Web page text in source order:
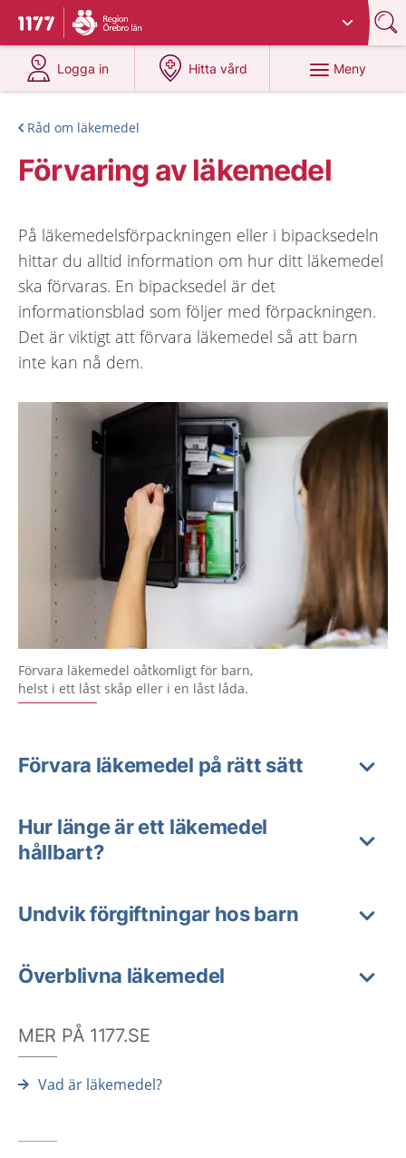
Till startsidan för 1177
Du har valt region
Logga in
på 1177.se
Hitta vård
på 1177.se
Meny
Råd om läkemedel
Förvaring av läkemedel
På läkemedelsförpackningen eller i bipacksedeln
hittar du alltid information om hur ditt läkemedel
ska förvaras. En bipacksedel är det
informationsblad som följer med förpackningen.
Det är viktigt att förvara läkemedel så att barn
inte kan nå dem.
Förvara läkemedel oåtkomligt för barn,
helst i ett låst skåp eller i en låst låda.
Förvara läkemedel på rätt sätt
Hur länge är ett läkemedel
hållbart?
Undvik förgiftningar hos barn
Överblivna läkemedel
MER PÅ 1177.SE
Vad är läkemedel?